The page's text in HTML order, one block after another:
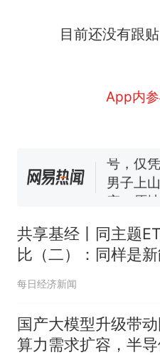
目前还没有跟
App内
新 那个
协会回应
男子上
窝，原
回大海
来源：
笔试第
官方通报
制
共享基经丨同主题
比（二）：同样是新
ETF，背后跟踪的指
每日经济新闻
国产大模型升级带
算力需求扩容，半导